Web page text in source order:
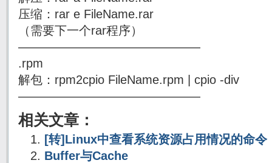
压缩：rar e FileName.rar
（需要下一个rar程序）
———————————————
.rpm
解包：rpm2cpio FileName.rpm | cpio -div
———————————————
相关文章：
[转]Linux中查看系统资源占用情况的命令
Buffer与Cache